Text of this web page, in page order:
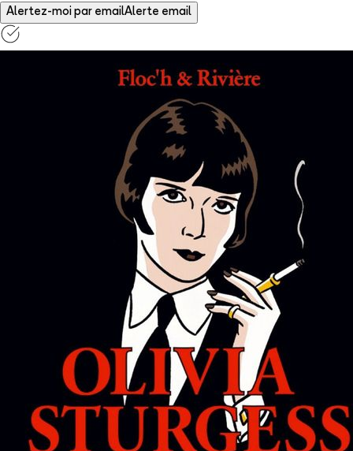
Alertez-moi par emailAlerte email